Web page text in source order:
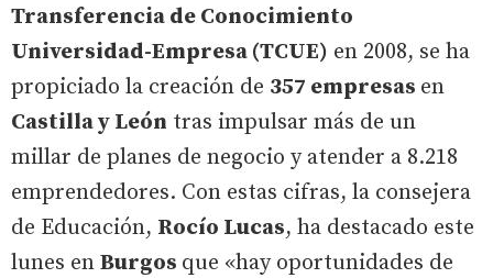
Transferencia de Conocimiento
Universidad-Empresa (TCUE) en 2008, se ha
propiciado la creación de 357 empresas en
Castilla y León tras impulsar más de un
millar de planes de negocio y atender a 8.218
emprendedores. Con estas cifras, la consejera
de Educación, Rocío Lucas, ha destacado este
lunes en Burgos que «hay oportunidades de